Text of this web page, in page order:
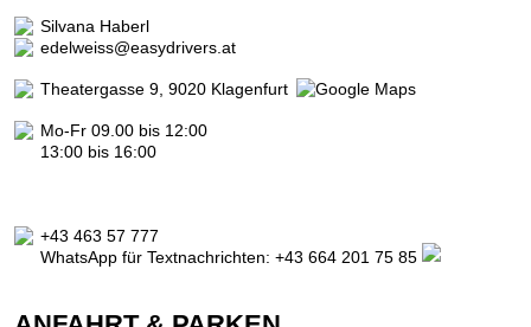
Silvana Haberl
edelweiss@easydrivers.at
Theatergasse 9, 9020 Klagenfurt
Mo-Fr 09.00 bis 12:00
13:00 bis 16:00
+43 463 57 777
WhatsApp für Textnachrichten: +43 664 201 75 85